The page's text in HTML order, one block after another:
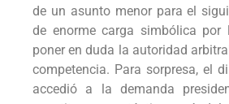
de un asunto menor para el
de enorme carga simbólica por
poner en duda la autoridad
competencia. Para sorpresa, el
accedió a la demanda